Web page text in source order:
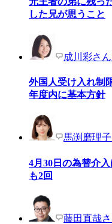
した兄が思うこと
成川彩さ
外国人受け入れ制
年度内に基本方針
馬渕磨理
4月30日の為替介
も2回
藤田直哉